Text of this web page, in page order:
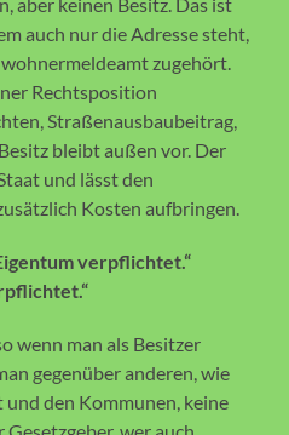
aber keinen Besitz. Das ist
auch nur die Adresse steht,
zugehört.
Rechtsposition
Straßenausbaubeitrag,
bleibt außen vor. Der
und lässt den
Kosten aufbringen.
verpflichtet.“
wenn man als Besitzer
gegenüber anderen, wie
und den Kommunen, keine